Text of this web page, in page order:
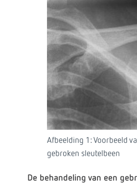
Afbeelding 1: Voorbeeld
gebroken sleutelbeen
De behandeling van een